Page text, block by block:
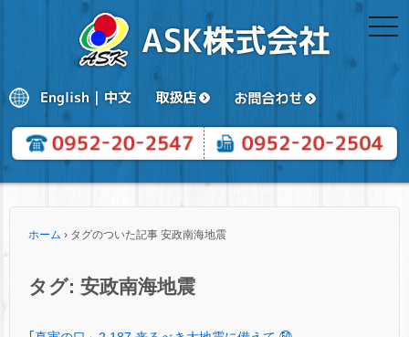
ホーム › タグのついた記事 安政南海地震
タグ: 安政南海地震